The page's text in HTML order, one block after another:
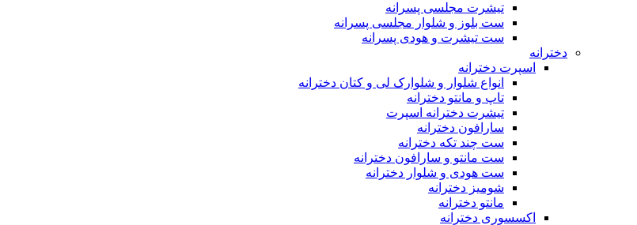
تیشرت مجلسی پسرانه
ست بلوز و شلوار مجلسی پسرانه
ست تیشرت و هودی پسرانه
دخترانه
اسپرت دخترانه
انواع شلوار و شلوارک لی و کتان دخترانه
تاپ و مانتو دخترانه
تیشرت دخترانه اسپرت
سارافون دخترانه
ست چند تکه دخترانه
ست مانتو و سارافون دخترانه
ست هودی و شلوار دخترانه
شومیز دخترانه
مانتو دخترانه
اکسسوری دخترانه